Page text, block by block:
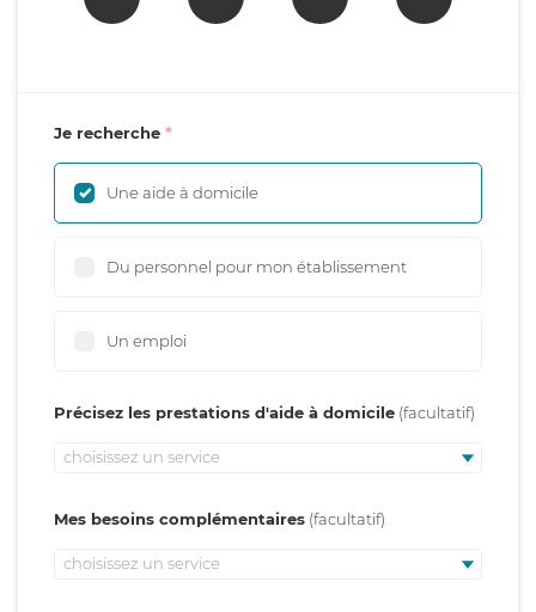
Je recherche
Une aide à domicile
Du personnel pour mon établissement
Un emploi
Précisez les prestations d'aide à domicile
choisissez un service
Mes besoins complémentaires
choisissez un service